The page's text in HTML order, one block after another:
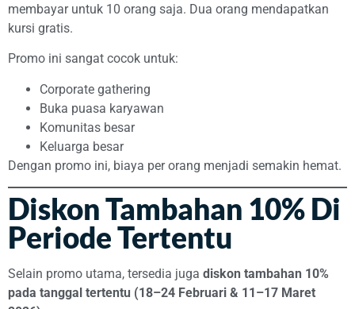
membayar untuk 10 orang saja. Dua orang mendapatkan
kursi gratis.
Promo ini sangat cocok untuk:
Corporate gathering
Buka puasa karyawan
Komunitas besar
Keluarga besar
Dengan promo ini, biaya per orang menjadi semakin hemat.
Diskon Tambahan 10% Di
Periode Tertentu
Selain promo utama, tersedia juga diskon tambahan 10%
pada tanggal tertentu (18–24 Februari & 11–17 Maret